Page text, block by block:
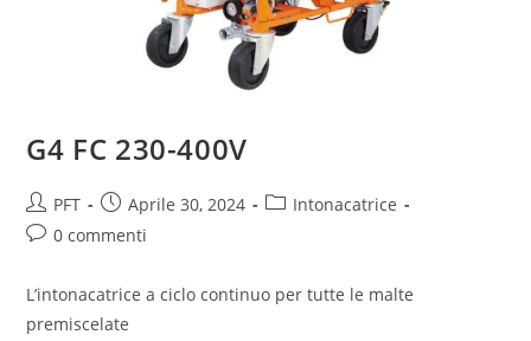
G4 FC 230-400V
PFT Aprile 30, 2024
Intonacatrice
0 commenti
L’intonacatrice a ciclo continuo per tutte le malte
premiscelate